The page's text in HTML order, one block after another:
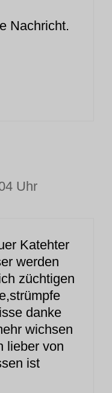
Nachricht.
Uhr
Katehter
werden
züchtigen
danke
wichsen
lieber von
ist